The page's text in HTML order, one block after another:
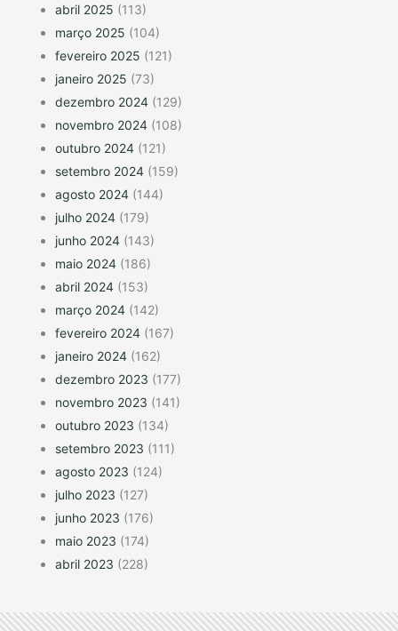
abril 2025 (113)
março 2025 (104)
fevereiro 2025 (121)
janeiro 2025 (73)
dezembro 2024 (129)
novembro 2024 (108)
outubro 2024 (121)
setembro 2024 (159)
agosto 2024 (144)
julho 2024 (179)
junho 2024 (143)
maio 2024 (186)
abril 2024 (153)
março 2024 (142)
fevereiro 2024 (167)
janeiro 2024 (162)
dezembro 2023 (177)
novembro 2023 (141)
outubro 2023 (134)
setembro 2023 (111)
agosto 2023 (124)
julho 2023 (127)
junho 2023 (176)
maio 2023 (174)
abril 2023 (228)